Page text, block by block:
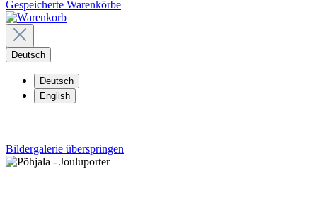
Gespeicherte Warenkörbe
Deutsch
Deutsch
English
Bildergalerie überspringen